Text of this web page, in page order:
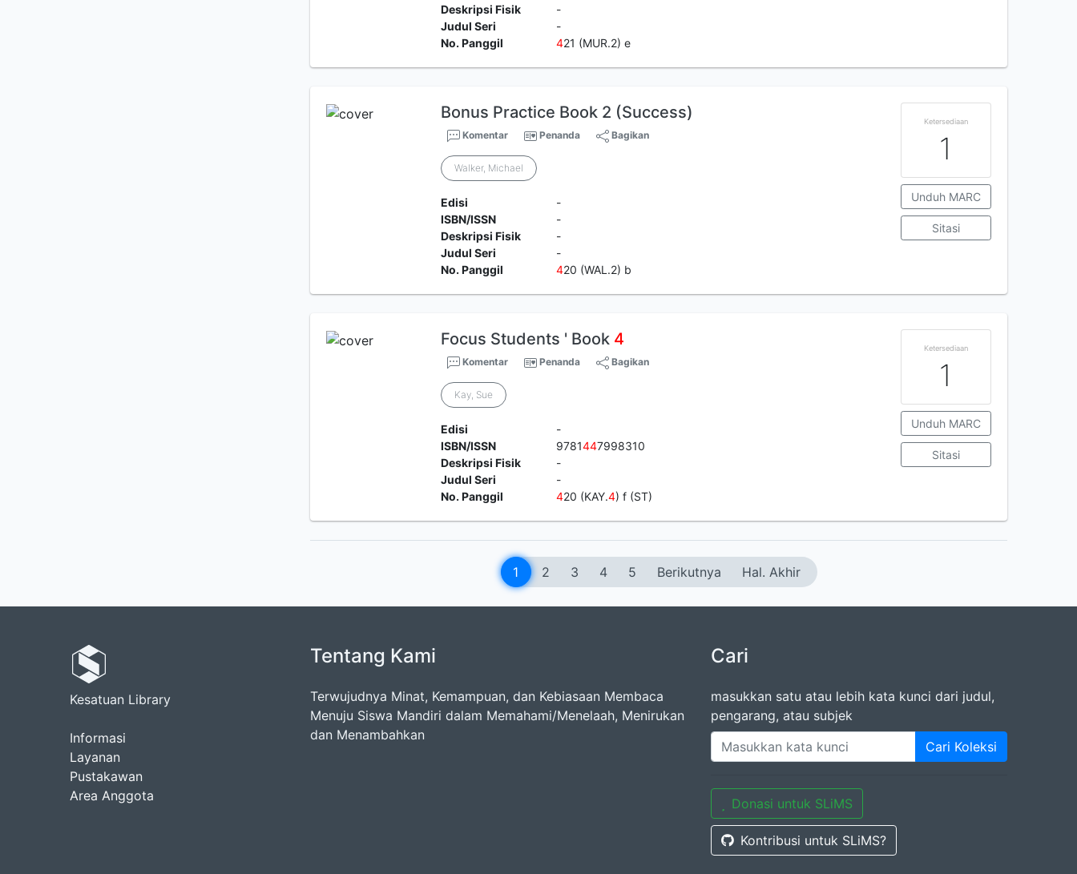
Deskripsi Fisik
-
Judul Seri
-
No. Panggil
421 (MUR.2) e
Bonus Practice Book 2 (Success)
Komentar Penanda Bagikan
Walker, Michael
Edisi
-
ISBN/ISSN
-
Deskripsi Fisik
-
Judul Seri
-
No. Panggil
420 (WAL.2) b
Ketersediaan
1
Unduh MARC
Sitasi
Focus Students ' Book 4
Komentar Penanda Bagikan
Kay, Sue
Edisi
-
ISBN/ISSN
9781447998310
Deskripsi Fisik
-
Judul Seri
-
No. Panggil
420 (KAY.4) f (ST)
Ketersediaan
1
Unduh MARC
Sitasi
1 2 3 4 5 Berikutnya Hal. Akhir
Kesatuan Library
Informasi
Layanan
Pustakawan
Area Anggota
Tentang Kami
Terwujudnya Minat, Kemampuan, dan Kebiasaan Membaca
Menuju Siswa Mandiri dalam Memahami/Menelaah, Menirukan
dan Menambahkan
Cari
masukkan satu atau lebih kata kunci dari judul,
pengarang, atau subjek
Cari Koleksi
Donasi untuk SLiMS
Kontribusi untuk SLiMS?